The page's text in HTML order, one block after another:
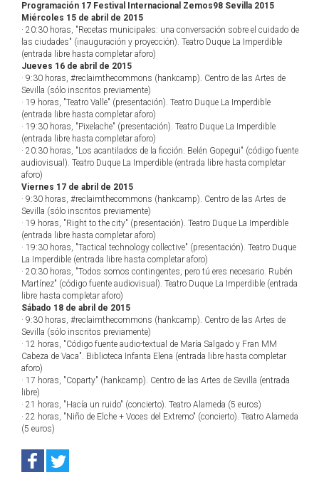
Programación 17 Festival Internacional Zemos98 Sevilla 2015
Miércoles 15 de abril de 2015
· 20:30 horas, "Recetas municipales: una conversación sobre el cuidado de
las ciudades" (inauguración y proyección). Teatro Duque La Imperdible
(entrada libre hasta completar aforo)
Jueves 16 de abril de 2015
· 9:30 horas, #reclaimthecommons (hankcamp). Centro de las Artes de
Sevilla (sólo inscritos previamente)
· 19 horas, "Teatro Valle" (presentación). Teatro Duque La Imperdible
(entrada libre hasta completar aforo)
· 19:30 horas, "Pixelache" (presentación). Teatro Duque La Imperdible
(entrada libre hasta completar aforo)
· 20:30 horas, "Los acantilados de la ficción. Belén Gopegui" (código fuente
audiovisual). Teatro Duque La Imperdible (entrada libre hasta completar
aforo)
Viernes 17 de abril de 2015
· 9:30 horas, #reclaimthecommons (hankcamp). Centro de las Artes de
Sevilla (sólo inscritos previamente)
· 19 horas, "Right to the city" (presentación). Teatro Duque La Imperdible
(entrada libre hasta completar aforo)
· 19:30 horas, "Tactical technology collective" (presentación). Teatro Duque
La Imperdible (entrada libre hasta completar aforo)
· 20:30 horas, "Todos somos contingentes, pero tú eres necesario. Rubén
Martínez" (código fuente audiovisual). Teatro Duque La Imperdible (entrada
libre hasta completar aforo)
Sábado 18 de abril de 2015
· 9:30 horas, #reclaimthecommons (hankcamp). Centro de las Artes de
Sevilla (sólo inscritos previamente)
· 12 horas, "Código fuente audio-textual de María Salgado y Fran MM
Cabeza de Vaca". Biblioteca Infanta Elena (entrada libre hasta completar
aforo)
· 17 horas, "Coparty" (hankcamp). Centro de las Artes de Sevilla (entrada
libre)
· 21 horas, "Hacía un ruido" (concierto). Teatro Alameda (5 euros)
· 22 horas, "Niño de Elche + Voces del Extremo" (concierto). Teatro Alameda
(5 euros)